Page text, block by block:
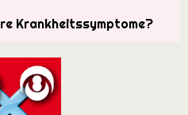
Krankheitssymptome?